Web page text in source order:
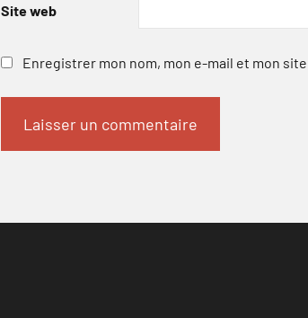
Site web
Enregistrer mon nom, mon e-mail et mon